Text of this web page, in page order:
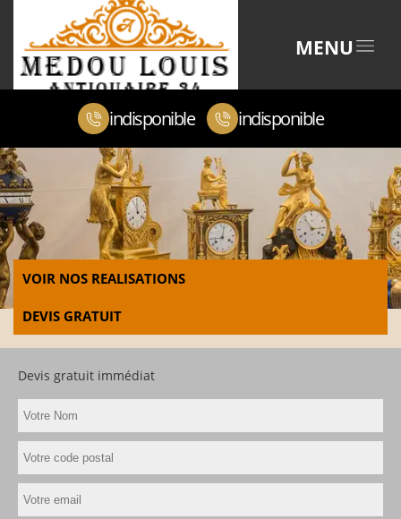
MENU
indisponible indisponible
VOIR NOS REALISATIONS
DEVIS GRATUIT
Devis gratuit immédiat